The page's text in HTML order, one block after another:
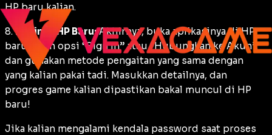
HP baru kalian.
8.Login di HP Baru:Akhirnya, buka aplikasinya di HP
baru, pilih opsi “Sign In” atau “Hubungkan ke Akun”,
dan gunakan metode pengaitan yang sama dengan
yang kalian pakai tadi. Masukkan detailnya, dan
progres game kalian dipastikan bakal muncul di HP
baru!
Jika kalian mengalami kendala password saat proses